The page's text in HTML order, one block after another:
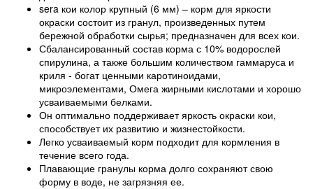
sera кои колор крупный (6 мм) – корм для яркости
окраски состоит из гранул, произведенных путем
бережной обработки сырья; предназначен для всех кои.
Сбалансированный состав корма с 10% водорослей
спирулина, а также большим количеством гаммаруса и
криля - богат ценными каротиноидами,
микроэлементами, Омега жирными кислотами и хорошо
усваиваемыми белками.
Он оптимально поддерживает яркость окраски кои,
способствует их развитию и жизнестойкости.
Легко усваиваемый корм подходит для кормления в
течение всего года.
Плавающие гранулы корма долго сохраняют свою
форму в воде, не загрязняя ее.